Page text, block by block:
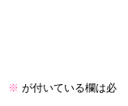
※ が付いている欄は必